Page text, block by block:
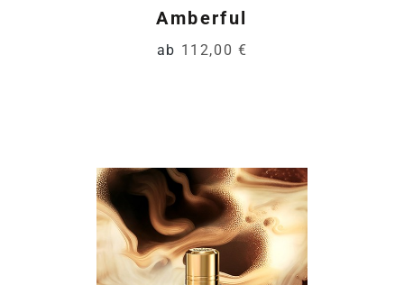
Amberful
ab 112,00 €